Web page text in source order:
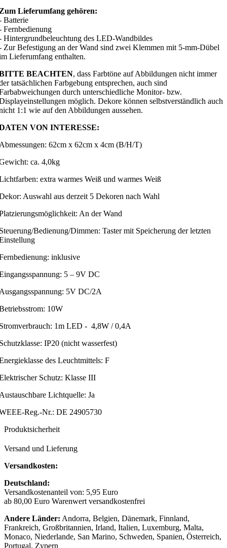
Lieferumfang gehören:
Batterie
Fernbedienung
Hintergrundbeleuchtung des LED-Wandbildes
Zur Befestigung an der Wand sind zwei Klemmen mit 5-mm-Dübel
Lieferumfang enthalten.
BEACHTEN, dass Farbtöne auf Abbildungen nicht immer
tatsächlichen Farbgebung entsprechen, auch sind
durch unterschiedliche Monitor- bzw.
möglich. Dekore können selbstverständlich auch
1:1 wie auf den Abbildungen aussehen.
VON INTERESSE:
62cm x 62cm x 4cm (B/H/T)
ca. 4,0kg
extra warmes Weiß und warmes Weiß
Auswahl aus derzeit 5 Dekoren nach Wahl
An der Wand
Bedienung/Dimmen: Taster mit Speicherung der letzten
inklusive
5 – 9V DC
5V DC/2A
10W
1m LED - 4,8W / 0,4A
IP20 (nicht wasserfest)
des Leuchtmittels: F
Schutz: Klasse III
Lichtquelle: Ja
Reg.-Nr.: DE 24905730
Produktsicherheit
Versand und Lieferung
Versandkosten:
Deutschland:
Versandkostenanteil von: 5,95 Euro
ab 80,00 Euro Warenwert versandkostenfrei
Andere Länder: Andorra, Belgien, Dänemark, Finnland,
Frankreich, Großbritannien, Irland, Italien, Luxemburg, Malta,
Monaco, Niederlande, San Marino, Schweden, Spanien, Österreich,
Portugal, Zypern